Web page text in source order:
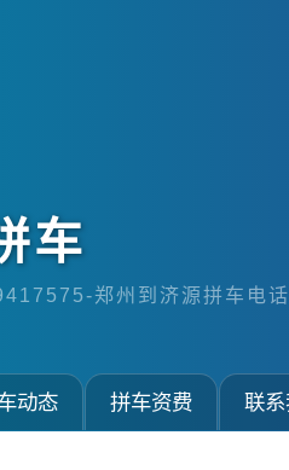
车
郑州到济源拼车电
动态 拼车资费 联